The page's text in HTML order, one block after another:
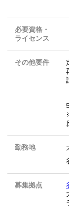
必要資格・
ライセンス
その他要件
勤務地
募集拠点